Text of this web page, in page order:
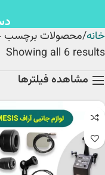
خانه محصولات برچسب
Showing all 6 results
مشاهده فیلترها